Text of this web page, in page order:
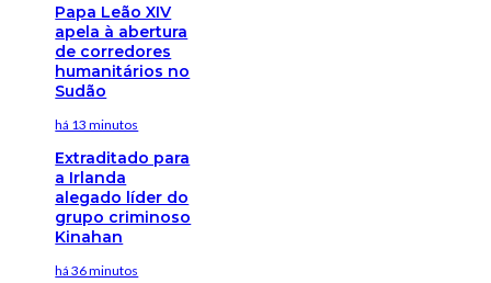
Papa Leão XIV
apela à abertura
de corredores
humanitários no
Sudão
há 13 minutos
Extraditado para
a Irlanda
alegado líder do
grupo criminoso
Kinahan
há 36 minutos